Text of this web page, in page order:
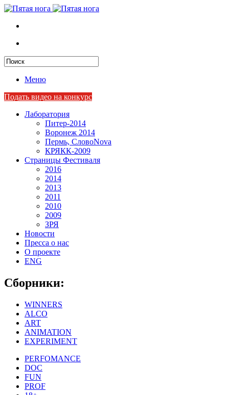
Меню
Подать видео на конкурс
Лаборатория
Питер-2014
Воронеж 2014
Пермь, СловоNova
КРЯКК-2009
Страницы Фестиваля
2016
2014
2013
2011
2010
2009
ЗРЯ
Новости
Пресса о нас
О проекте
ENG
Сборники:
WINNERS
ALCO
ART
ANIMATION
EXPERIMENT
PERFOMANCE
DOC
FUN
PROF